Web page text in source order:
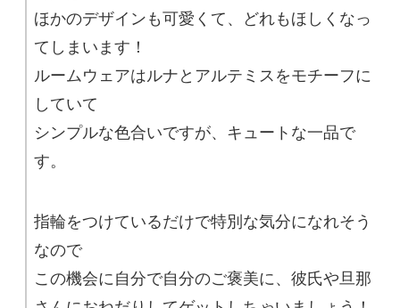
ほかのデザインも可愛くて、どれもほしくなっ
てしまいます！
ルームウェアはルナとアルテミスをモチーフに
していて
シンプルな色合いですが、キュートな一品で
す。
指輪をつけているだけで特別な気分になれそう
なので
この機会に自分で自分のご褒美に、彼氏や旦那